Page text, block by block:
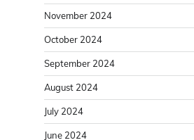
November 2024
October 2024
September 2024
August 2024
July 2024
June 2024